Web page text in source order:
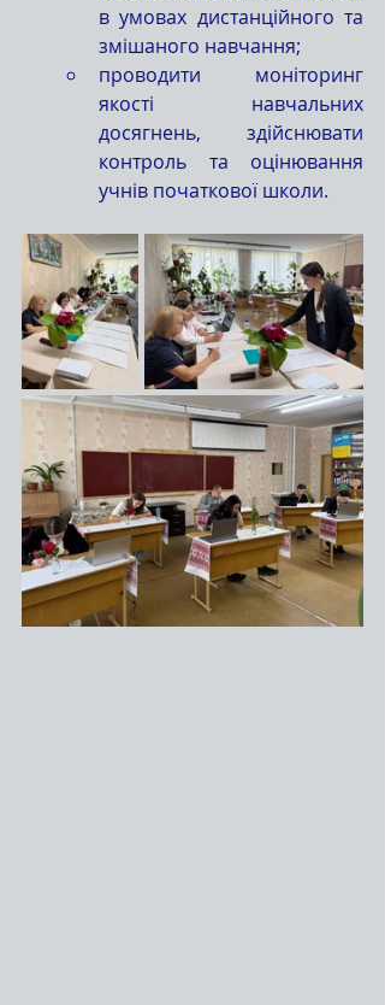
в умовах дистанційного та
змішаного навчання;
проводити моніторинг
якості навчальних
досягнень, здійснювати
контроль та оцінювання
учнів початкової школи.